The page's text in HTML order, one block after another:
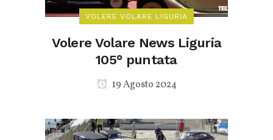
VOLERE VOLARE LIGURIA
Volere Volare News Liguria
105° puntata
19 Agosto 2024